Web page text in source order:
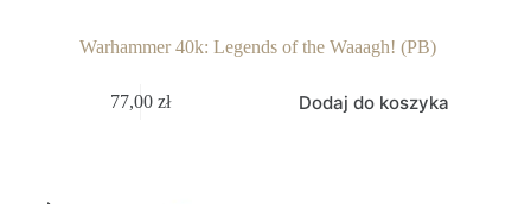
Warhammer 40k: Legends of the Waaagh! (PB)
77,00zł Dodaj do koszyka